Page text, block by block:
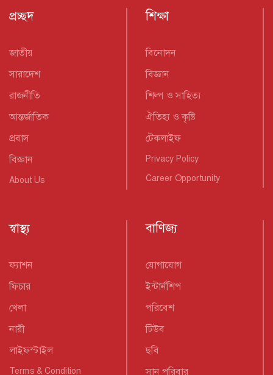
প্রচ্ছদ
জাতীয়
সারাদেশ
রাজনীতি
আন্তর্জাতিক
প্রবাস
বিজ্ঞান
About Us
শিক্ষা
বিনোদন
বিজ্ঞান
শিল্প ও সাহিত্য
ঐতিহ্য ও কৃষ্টি
টেকলাইফ
Privacy Policy
Career Opportunity
স্বাস্থ্য
ফ্যাশন
ফিচার
খেলা
নারী
লাইফস্টাইল
Terms & Condition
বাণিজ্য
যোগাযোগ
ইন্টার্নশিপ
পরিবেশ
টিউব
ছবি
সান পরিবার